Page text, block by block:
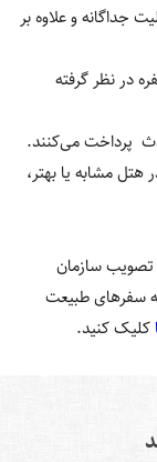
جداگانه و علاوه بر
دو نفره در نظر گرفته
مشابه یا بهتر،
تصویب سازمان
سفرهای طبیعت
کلیک کنید.